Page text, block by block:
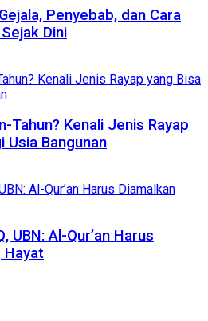
Penyebab, dan Cara
Dini
Tahun? Kenali Jenis Rayap
Usia Bangunan
UBN: Al-Qur’an Harus
Hayat